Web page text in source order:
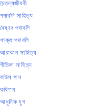
চৈতন্যজীবনী
পদাবলি সাহিত্য
বৈষ্ণব পদাবলি
শাক্ত পদাবলি
আরাকান সাহিত্য
গীতিকা সাহিত্য
বাউল গান
কবিগান
আধুনিক যুগ